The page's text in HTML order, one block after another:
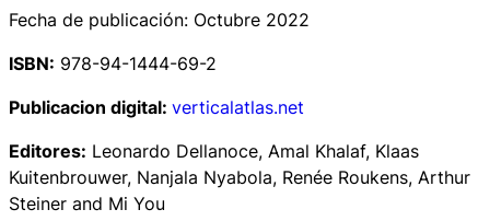
Fecha de publicación: Octubre 2022
ISBN: 978-94-1444-69-2
Publicacion digital: verticalatlas.net
Editores: Leonardo Dellanoce, Amal Khalaf, Klaas
Kuitenbrouwer, Nanjala Nyabola, Renée Roukens, Arthur
Steiner and Mi You